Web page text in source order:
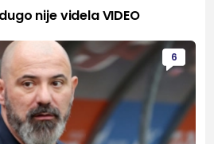
nije videla VIDEO
6